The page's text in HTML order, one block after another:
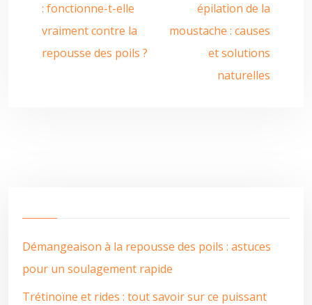
: fonctionne-t-elle
vraiment contre la
repousse des poils ?
épilation de la
moustache : causes
et solutions
naturelles
Démangeaison à la repousse des poils : astuces
pour un soulagement rapide
Trétinoïne et rides : tout savoir sur ce puissant